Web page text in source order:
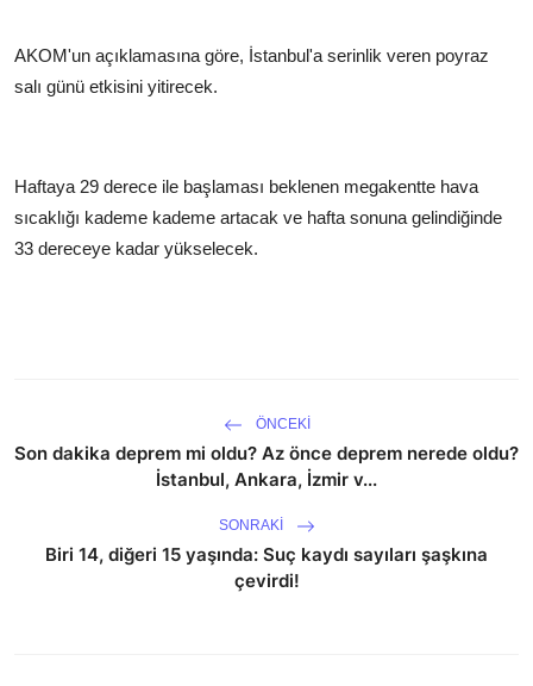
AKOM'un açıklamasına göre, İstanbul'a serinlik veren poyraz
salı günü etkisini yitirecek.
Haftaya 29 derece ile başlaması beklenen megakentte hava
sıcaklığı kademe kademe artacak ve hafta sonuna gelindiğinde
33 dereceye kadar yükselecek.
ÖNCEKI
Son dakika deprem mi oldu? Az önce deprem nerede oldu?
İstanbul, Ankara, İzmir v...
SONRAKI
Biri 14, diğeri 15 yaşında: Suç kaydı sayıları şaşkına
çevirdi!